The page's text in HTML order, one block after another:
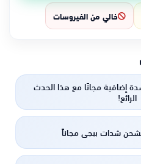
خالي من الفيروسات
على الجوائز و60 شدة إضافية مجانًا مع هذا الحدث
الرائع!
شدات ببجي مجاناً